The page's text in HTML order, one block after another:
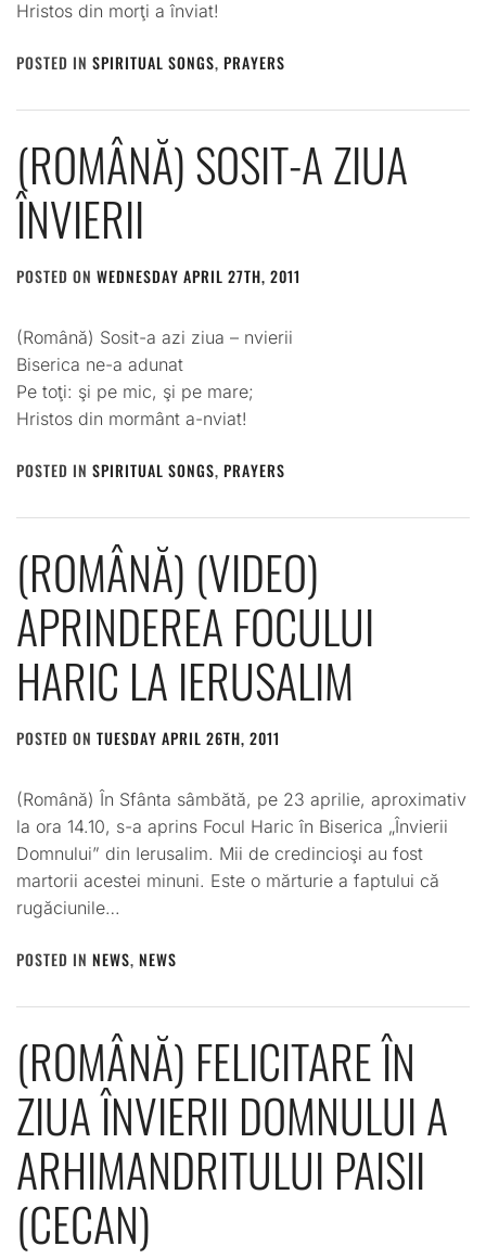
Hristos din morţi a înviat!
POSTED IN SPIRITUAL SONGS, PRAYERS
(ROMÂNĂ) SOSIT-A ZIUA
ÎNVIERII
POSTED ON WEDNESDAY APRIL 27TH, 2011
(Română) Sosit-a azi ziua – nvierii
Biserica ne-a adunat
Pe toţi: şi pe mic, şi pe mare;
Hristos din mormânt a-nviat!
POSTED IN SPIRITUAL SONGS, PRAYERS
(ROMÂNĂ) (VIDEO)
APRINDEREA FOCULUI
HARIC LA IERUSALIM
POSTED ON TUESDAY APRIL 26TH, 2011
(Română) În Sfânta sâmbătă, pe 23 aprilie, aproximativ
la ora 14.10, s-a aprins Focul Haric în Biserica „Învierii
Domnului” din Ierusalim. Mii de credincioşi au fost
martorii acestei minuni. Este o mărturie a faptului că
rugăciunile…
POSTED IN NEWS, NEWS
(ROMÂNĂ) FELICITARE ÎN
ZIUA ÎNVIERII DOMNULUI A
ARHIMANDRITULUI PAISII
(CECAN)